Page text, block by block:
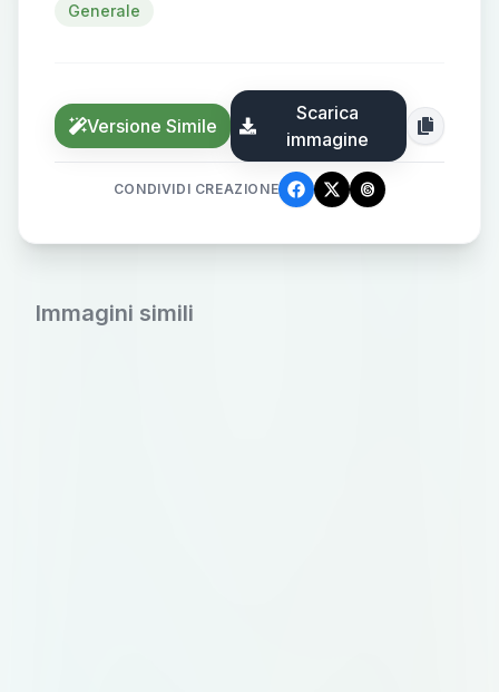
水与反光，背景模糊处理以突出主
体。艺术风格为3D动画/皮克斯风格，
卡通渲染，高细节，纹理清晰。细腻
的光影处理，包括湿润皮肤的高光与
Generale
Versione Simile
Scarica
immagine
CONDIVIDI CREAZIONE
Immagini simili